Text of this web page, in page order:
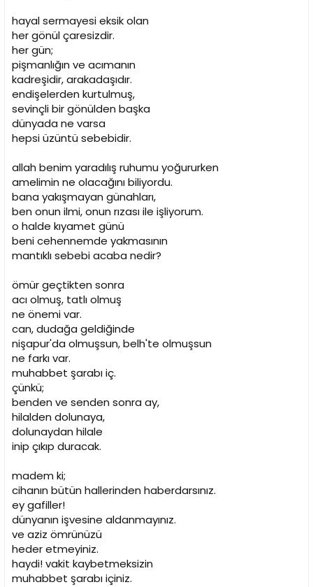
hayal sermayesi eksik olan
her gönül çaresizdir.
her gün;
pişmanlığın ve acımanın
kadreşidir, arakadaşıdır.
endişelerden kurtulmuş,
sevinçli bir gönülden başka
dünyada ne varsa
hepsi üzüntü sebebidir.
allah benim yaradılış ruhumu yoğururken
amelimin ne olacağını biliyordu.
bana yakışmayan günahları,
ben onun ilmi, onun rızası ile işliyorum.
o halde kıyamet günü
beni cehennemde yakmasının
mantıklı sebebi acaba nedir?
ömür geçtikten sonra
acı olmuş, tatlı olmuş
ne önemi var.
can, dudağa geldiğinde
nişapur'da olmuşsun, belh'te olmuşsun
ne farkı var.
muhabbet şarabı iç.
çünkü;
benden ve senden sonra ay,
hilalden dolunaya,
dolunaydan hilale
inip çıkıp duracak.
madem ki;
cihanın bütün hallerinden haberdarsınız.
ey gafiller!
dünyanın işvesine aldanmayınız.
ve aziz ömrünüzü
heder etmeyiniz.
haydi! vakit kaybetmeksizin
muhabbet şarabı içiniz.